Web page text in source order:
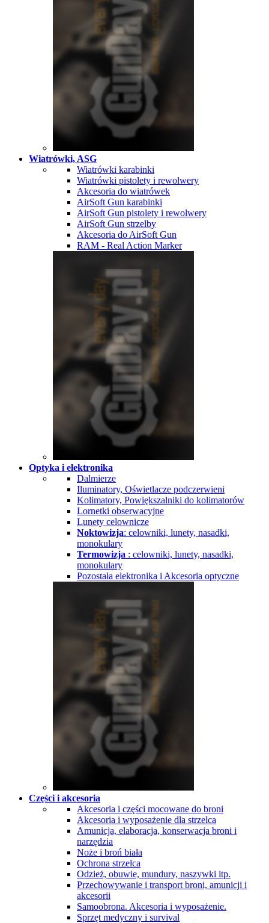
Wiatrówki, ASG
Wiatrówki karabinki
Wiatrówki pistolety i rewolwery
Akcesoria do wiatrówek
AirSoft Gun karabinki
AirSoft Gun pistolety i rewolwery
AirSoft Gun strzelby
Akcesoria do AirSoft Gun
RAM - Real Action Marker
Optyka i elektronika
Dalmierze
Iluminatory, Oświetlacze podczerwieni
Kolimatory, Powiększalniki do kolimatorów
Lornetki obserwacyjne
Lunety celownicze
Noktowizja: celowniki, lunety, nasadki,
monokulary
Termowizja : celowniki, lunety, nasadki,
monokulary
Pozostała elektronika i Akcesoria optyczne
Części i akcesoria
Akcesoria i części mocowane do broni
Akcesoria i wyposażenie dla strzelca
Amunicja, elaboracja, konserwacja broni i
narzędzia
Noże i broń biała
Ochrona strzelca
Odzież, obuwie, mundury, naszywki itp.
Przechowywanie i transport broni, amunicji i
akcesorii
Samoobrona. Akcesoria i wyposażenie.
Sprzęt medyczny i survival